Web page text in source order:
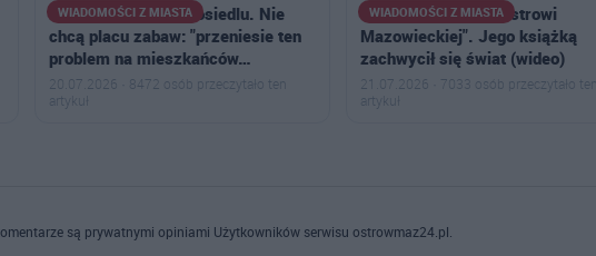
WIADOMOŚCI Z MIASTA
Narasta konflikt na osiedlu. Nie
chcą placu zabaw: "przeniesie ten
problem na mieszkańców…
20.07.2026 · 8472 osób przeczytało ten
artykuł
WIADOMOŚCI Z MIASTA
"Zwykły chłopak z Ostrowi
Mazowieckiej". Jego książką
zachwycił się świat (wideo)
21.07.2026 · 7033 osób przeczytało ten
artykuł
są prywatnymi opiniami Użytkowników serwisu ostrowmaz24.pl.